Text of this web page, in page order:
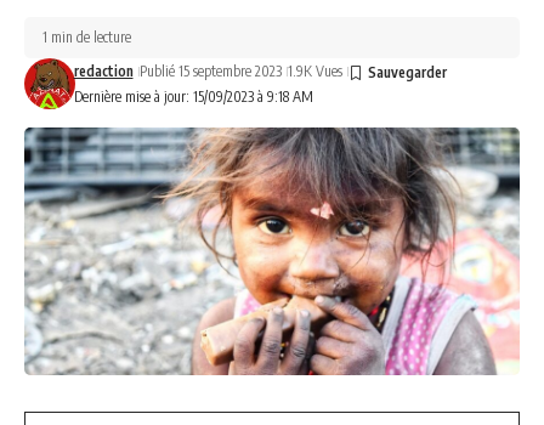
Dernière mise à jour: 15/09/2023 à 9:18 AM
redaction Publié 15 septembre 2023 1.9K Vues
1 min de lecture